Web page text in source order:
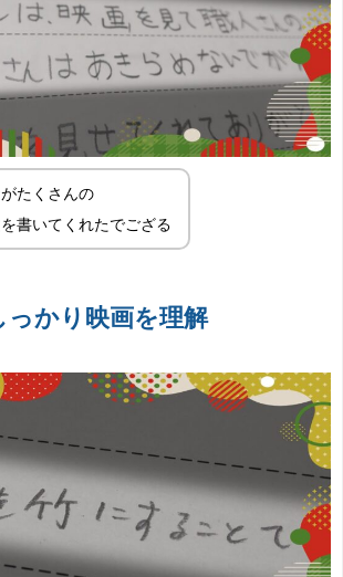
たくさんの
書いてくれたでござる
っかり映画を理解